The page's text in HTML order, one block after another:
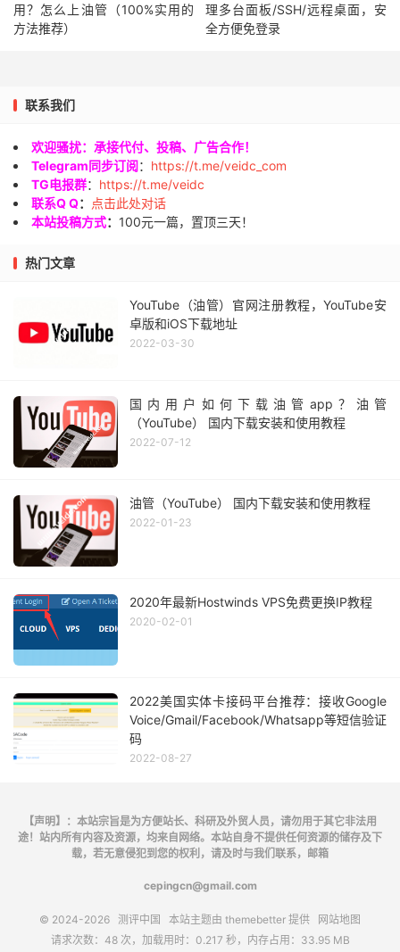
用？怎么上油管（100%实用的
方法推荐）
理多台面板/SSH/远程桌面，安
全方便免登录
联系我们
欢迎骚扰：承接代付、投稿、广告合作！
Telegram同步订阅： https://t.me/veidc_com
TG电报群： https://t.me/veidc
联系Q Q：
点击此处对话
本站投稿方式： 100元一篇，置顶三天！
热门文章
YouTube（油管）官网注册教程，YouTube安
卓版和iOS下载地址
2022-03-30
国内用户如何下载油管app？油管
（YouTube） 国内下载安装和使用教程
2022-07-12
油管（YouTube） 国内下载安装和使用教程
2022-01-23
2020年最新Hostwinds VPS免费更换IP教程
2020-02-01
2022美国实体卡接码平台推荐：接收Google
Voice/Gmail/Facebook/Whatsapp等短信验证
码
2022-08-27
【声明】：本站宗旨是为方便站长、科研及外贸人员，请勿用于其它非法用
途！站内所有内容及资源，均来自网络。本站自身不提供任何资源的储存及下
载，若无意侵犯到您的权利，请及时与我们联系，邮箱
cepingcn@gmail.com
© 2024-2026 测评中国 本站主题由 themebetter 提供
网站地图
请求次数：48 次，加载用时：0.217 秒，内存占用：33.95 MB